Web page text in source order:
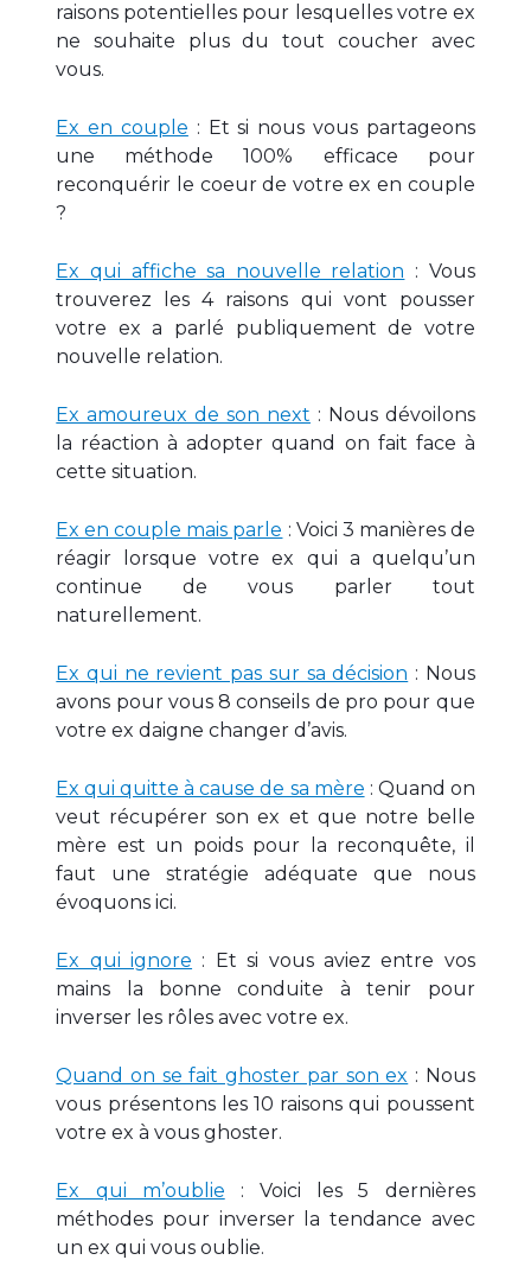
raisons potentielles pour lesquelles votre ex
ne souhaite plus du tout coucher avec
vous.
Ex en couple : Et si nous vous partageons
une méthode 100% efficace pour
reconquérir le coeur de votre ex en couple
?
Ex qui affiche sa nouvelle relation : Vous
trouverez les 4 raisons qui vont pousser
votre ex a parlé publiquement de votre
nouvelle relation.
Ex amoureux de son next : Nous dévoilons
la réaction à adopter quand on fait face à
cette situation.
Ex en couple mais parle : Voici 3 manières de
réagir lorsque votre ex qui a quelqu’un
continue de vous parler tout
naturellement.
Ex qui ne revient pas sur sa décision : Nous
avons pour vous 8 conseils de pro pour que
votre ex daigne changer d’avis.
Ex qui quitte à cause de sa mère : Quand on
veut récupérer son ex et que notre belle
mère est un poids pour la reconquête, il
faut une stratégie adéquate que nous
évoquons ici.
Ex qui ignore : Et si vous aviez entre vos
mains la bonne conduite à tenir pour
inverser les rôles avec votre ex.
Quand on se fait ghoster par son ex : Nous
vous présentons les 10 raisons qui poussent
votre ex à vous ghoster.
Ex qui m’oublie : Voici les 5 dernières
méthodes pour inverser la tendance avec
un ex qui vous oublie.